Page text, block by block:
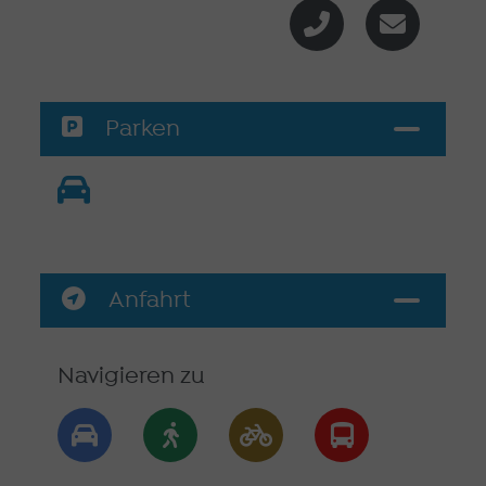
Parken
Anfahrt
Navigieren zu